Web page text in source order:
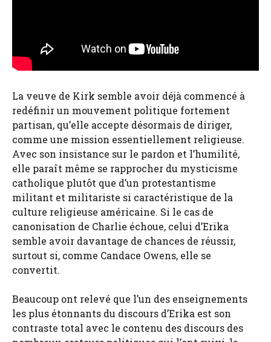
La veuve de Kirk semble avoir déjà commencé à
redéfinir un mouvement politique fortement
partisan, qu’elle accepte désormais de diriger,
comme une mission essentiellement religieuse.
Avec son insistance sur le pardon et l’humilité,
elle paraît même se rapprocher du mysticisme
catholique plutôt que d’un protestantisme
militant et militariste si caractéristique de la
culture religieuse américaine. Si le cas de
canonisation de Charlie échoue, celui d’Erika
semble avoir davantage de chances de réussir,
surtout si, comme Candace Owens, elle se
convertit.
Beaucoup ont relevé que l’un des enseignements
les plus étonnants du discours d’Erika est son
contraste total avec le contenu des discours des